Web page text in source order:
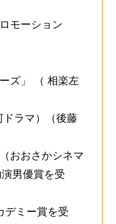
モーション
ズ」 （ 相楽左
ドラマ）（後藤
おおさかシネマ
男優賞を受
デミー賞を受